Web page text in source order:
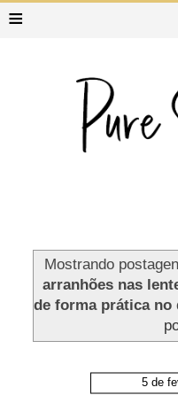
≡
Mostrando
arranhões nas
de forma prática no
5 de